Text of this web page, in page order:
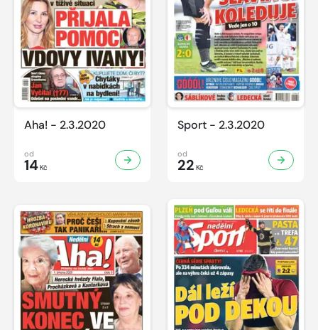
Aha! - 2.3.2020
od
14Kč
Sport - 2.3.2020
od
22 Kč